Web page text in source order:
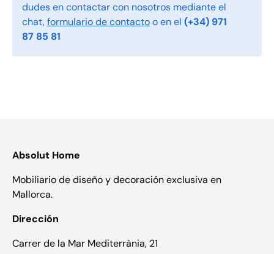
dudes en contactar con nosotros mediante el
chat,formulario de contactoo en el (+34) 971
87 85 81
Absolut Home
Mobiliario de diseño y decoración exclusiva en
Mallorca.
Dirección
Carrer de la Mar Mediterrània, 21